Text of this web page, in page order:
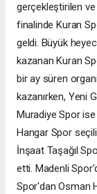
gerçekleştirilen ve
finalinde Kuran
geldi. Büyük
kazanan Kuran
bir ay süren
kazanırken, Yeni
Muradiye Spor ise
Hangar Spor
İnşaat Taşağıl
etti. Madenli
Spor'dan Osman